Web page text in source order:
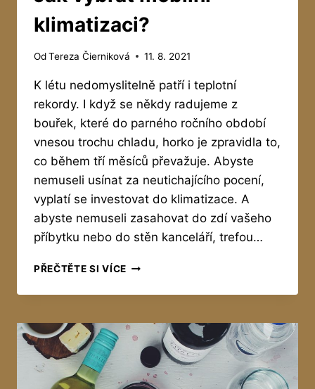
klimatizaci?
OdTereza Čierniková 11. 8. 2021
K létu nedomyslitelně patří i teplotní
rekordy. I když se někdy radujeme z
bouřek, které do parného ročního období
vnesou trochu chladu, horko je zpravidla to,
co během tří měsíců převažuje. Abyste
nemuseli usínat za neutichajícího pocení,
vyplatí se investovat do klimatizace. A
abyste nemuseli zasahovat do zdí vašeho
příbytku nebo do stěn kanceláří, trefou…
PŘEČTĚTE SI VÍCEJAK
MOBILNÍ